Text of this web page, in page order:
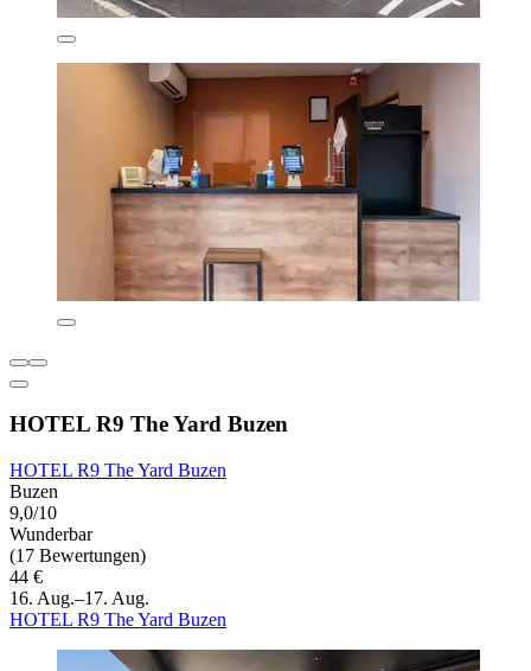
HOTEL R9 The Yard Buzen
HOTEL R9 The Yard Buzen
Buzen
9,0/10
Wunderbar
(17 Bewertungen)
44 €
16. Aug.–17. Aug.
HOTEL R9 The Yard Buzen